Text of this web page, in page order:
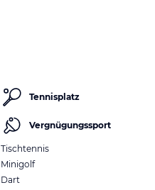
Tennisplatz
Vergnügungssport
Tischtennis
Minigolf
Dart